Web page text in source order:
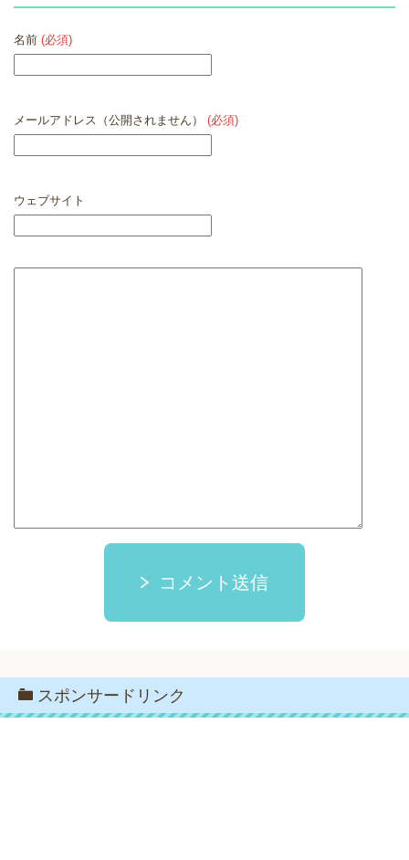
名前 (必須)
メールアドレス（公開されません） (必須)
ウェブサイト
コメント送信
スポンサードリンク